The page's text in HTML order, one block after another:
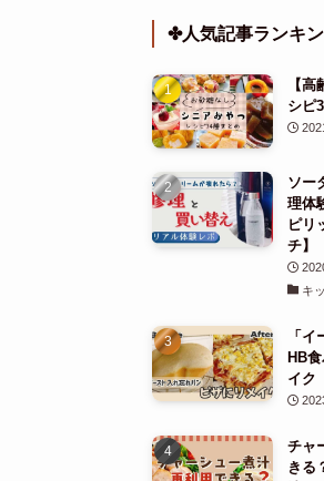
✤人気記事ランキ
【
シピ
ソー
理体
ピリ
チ】
キ
「
HB
イク
チャ
きる